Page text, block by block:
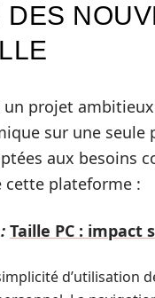
DES
un projet
sur une
aux besoins
cette plateforme :
Taille PC :
d’utilisation